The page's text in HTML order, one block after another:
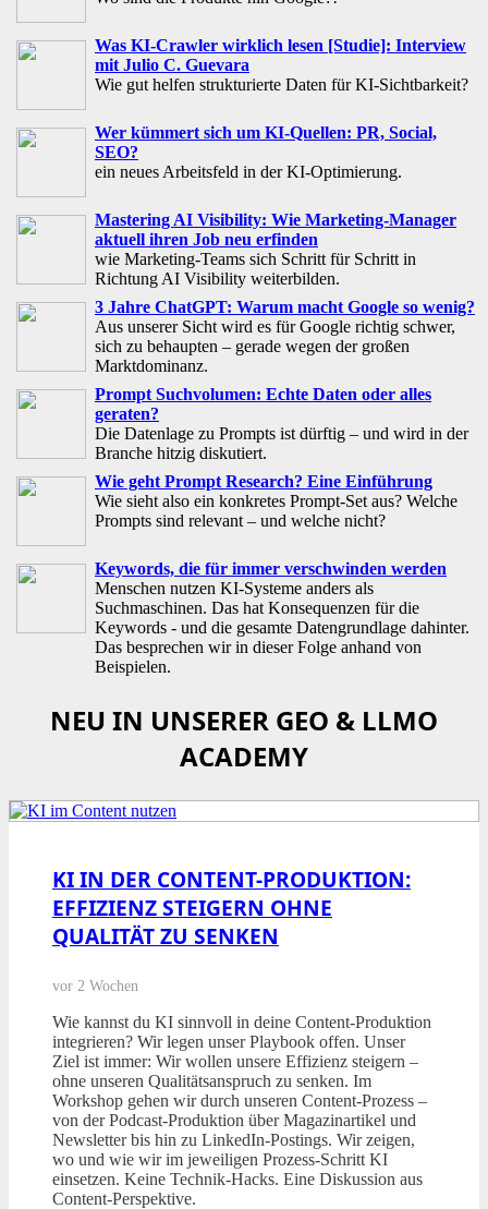
Was KI-Crawler wirklich lesen [Studie]: Interview
mit Julio C. Guevara
Wie gut helfen strukturierte Daten für KI-Sichtbarkeit?
Wer kümmert sich um KI-Quellen: PR, Social,
SEO?
ein neues Arbeitsfeld in der KI-Optimierung.
Mastering AI Visibility: Wie Marketing-Manager
aktuell ihren Job neu erfinden
wie Marketing-Teams sich Schritt für Schritt in
Richtung AI Visibility weiterbilden.
3 Jahre ChatGPT: Warum macht Google so wenig?
Aus unserer Sicht wird es für Google richtig schwer,
sich zu behaupten – gerade wegen der großen
Marktdominanz.
Prompt Suchvolumen: Echte Daten oder alles
geraten?
Die Datenlage zu Prompts ist dürftig – und wird in der
Branche hitzig diskutiert.
Wie geht Prompt Research? Eine Einführung
Wie sieht also ein konkretes Prompt-Set aus? Welche
Prompts sind relevant – und welche nicht?
Keywords, die für immer verschwinden werden
Menschen nutzen KI-Systeme anders als
Suchmaschinen. Das hat Konsequenzen für die
Keywords - und die gesamte Datengrundlage dahinter.
Das besprechen wir in dieser Folge anhand von
Beispielen.
NEU IN UNSERER GEO & LLMO
ACADEMY
KI IN DER CONTENT-PRODUKTION:
EFFIZIENZ STEIGERN OHNE
QUALITÄT ZU SENKEN
vor 2 Wochen
Wie kannst du KI sinnvoll in deine Content-Produktion
integrieren? Wir legen unser Playbook offen. Unser
Ziel ist immer: Wir wollen unsere Effizienz steigern –
ohne unseren Qualitätsanspruch zu senken. Im
Workshop gehen wir durch unseren Content-Prozess –
von der Podcast-Produktion über Magazinartikel und
Newsletter bis hin zu LinkedIn-Postings. Wir zeigen,
wo und wie wir im jeweiligen Prozess-Schritt KI
einsetzen. Keine Technik-Hacks. Eine Diskussion aus
Content-Perspektive.